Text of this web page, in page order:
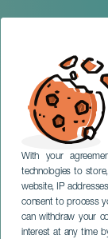
With your
technologies to
website, IP
consent to process
can withdraw your
interest at any time
GRAN